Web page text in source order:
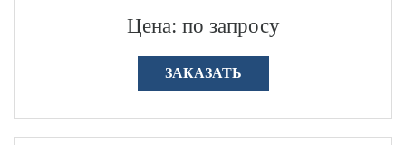
Цена: по запросу
ЗАКАЗАТЬ